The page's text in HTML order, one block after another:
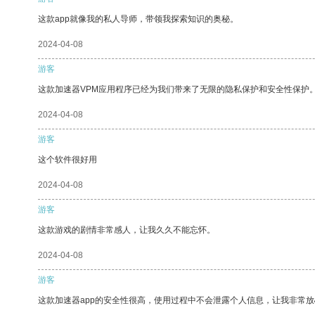
这款app就像我的私人导师，带领我探索知识的奥秘。
2024-04-08
游客
这款加速器VPM应用程序已经为我们带来了无限的隐私保护和安全性保护
2024-04-08
游客
这个软件很好用
2024-04-08
游客
这款游戏的剧情非常感人，让我久久不能忘怀。
2024-04-08
游客
这款加速器app的安全性很高，使用过程中不会泄露个人信息，让我非常